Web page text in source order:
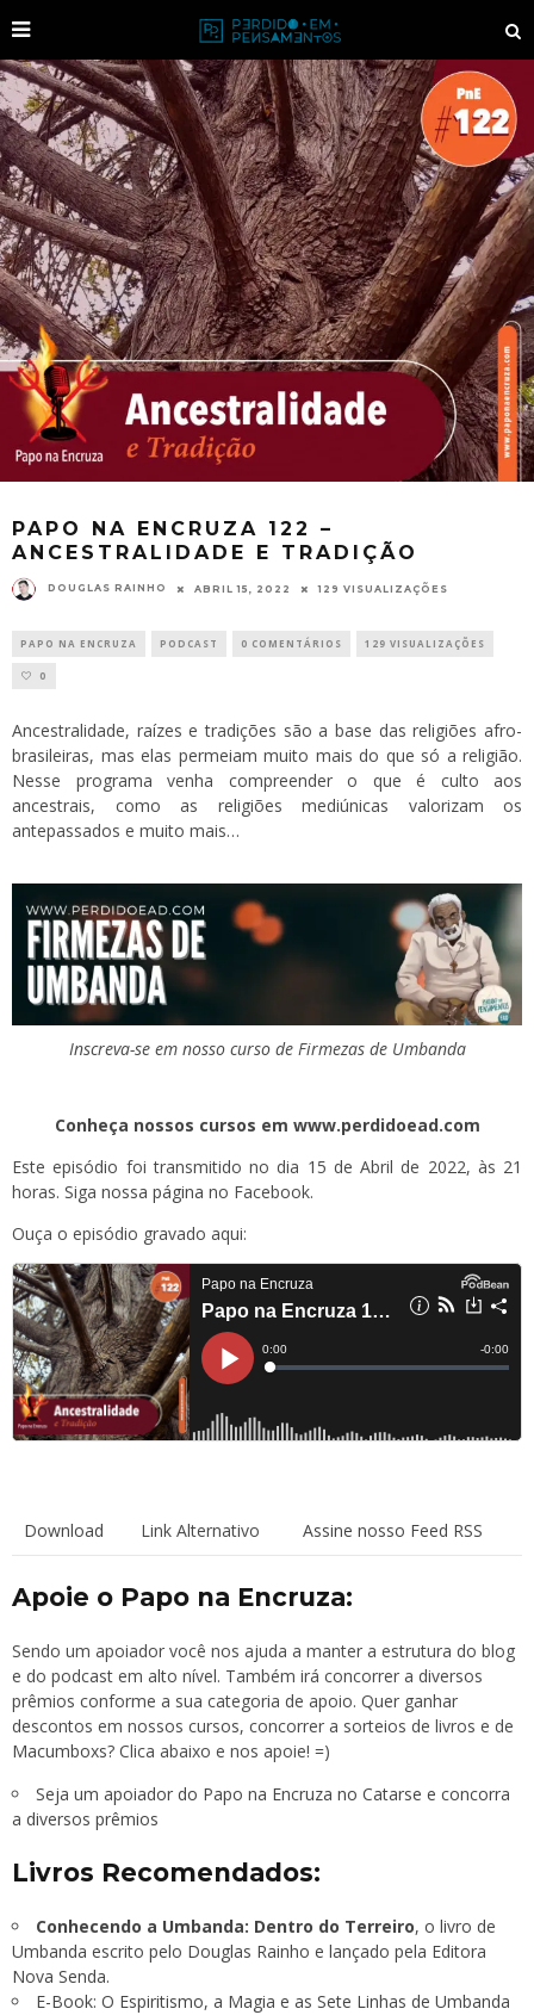
PAPO NA ENCRUZA 122 –
ANCESTRALIDADE E TRADIÇÃO
DOUGLAS RAINHO ABRIL 15, 2022 129 VISUALIZAÇÕES
PAPO NA ENCRUZA PODCAST 0 COMENTÁRIOS 129 VISUALIZAÇÕES
0
Ancestralidade, raízes e tradições são a base das religiões afro-
brasileiras, mas elas permeiam muito mais do que só a religião.
Nesse programa venha compreender o que é culto aos
ancestrais, como as religiões mediúnicas valorizam os
antepassados e muito mais…
Inscreva-se em nosso curso de Firmezas de Umbanda
Conheça nossos cursos em www.perdidoead.com
Este episódio foi transmitido no dia 15 de Abril de 2022, às 21
horas. Siga nossa página no Facebook.
Ouça o episódio gravado aqui:
Download Link Alternativo Assine nosso Feed RSS
Apoie o Papo na Encruza:
Sendo um apoiador você nos ajuda a manter a estrutura do blog
e do podcast em alto nível. Também irá concorrer a diversos
prêmios conforme a sua categoria de apoio. Quer ganhar
descontos em nossos cursos, concorrer a sorteios de livros e de
Macumboxs? Clica abaixo e nos apoie! =)
Seja um apoiador do Papo na Encruza no Catarse e concorra
a diversos prêmios
Livros Recomendados:
Conhecendo a Umbanda: Dentro do Terreiro, o livro de
Umbanda escrito pelo Douglas Rainho e lançado pela Editora
Nova Senda.
E-Book: O Espiritismo, a Magia e as Sete Linhas de Umbanda